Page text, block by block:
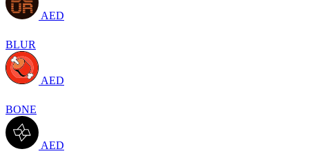
AED
BLUR
AED
BONE
AED